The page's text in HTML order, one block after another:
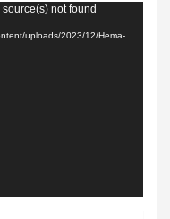
not found
uploads/2023/12/Hema-